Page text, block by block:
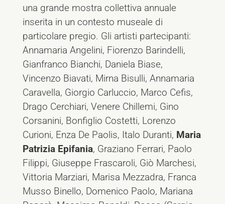
una grande mostra collettiva annuale
inserita in un contesto museale di
particolare pregio. Gli artisti partecipanti:
Annamaria Angelini, Fiorenzo Barindelli,
Gianfranco Bianchi, Daniela Biase,
Vincenzo Biavati, Mirna Bisulli, Annamaria
Caravella, Giorgio Carluccio, Marco Cefis,
Drago Cerchiari, Venere Chillemi, Gino
Corsanini, Bonfiglio Costetti, Lorenzo
Curioni, Enza De Paolis, Italo Duranti, Maria
Patrizia Epifania, Graziano Ferrari, Paolo
Filippi, Giuseppe Frascaroli, Giò Marchesi,
Vittoria Marziari, Marisa Mezzadra, Franca
Musso Binello, Domenico Paolo, Mariana